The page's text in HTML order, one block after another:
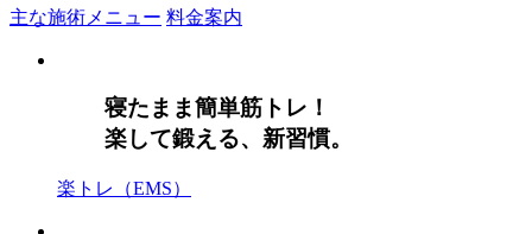
主な施術メニュー 料金案内
寝たまま簡単筋トレ！
楽して鍛える、新習慣。
楽トレ（EMS）